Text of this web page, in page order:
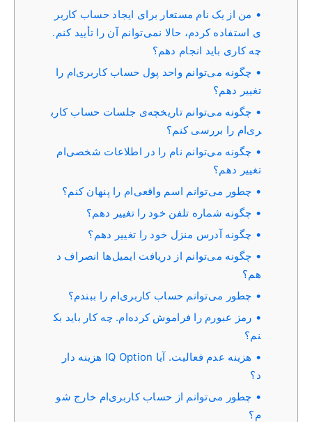
من از یک نام مستعار برای ایجاد حساب کاربر
ی استفاده کردم، حالا نمی‌توانم آن را تأیید کنم.
چه کاری باید انجام دهم؟
چگونه می‌توانم واحد پول حساب کاربری‌ام را
تغییر دهم؟
چگونه می‌توانم تاریخچه‌ی جلسات حساب کارب
ری‌ام را بررسی کنم؟
چگونه می‌توانم نام را در اطلاعات شخصی‌ام
تغییر دهم؟
چطور می‌توانم اسم واقعی‌ام را پنهان کنم؟
چگونه شماره تلفن خود را تغییر دهم؟
چگونه آدرس منزل خود را تغییر دهم؟
چگونه می‌توانم از دریافت ایمیل‌ها انصراف د
هم؟
چطور می‌توانم حساب کاربری‌ام را ببندم؟
رمز عبورم را فراموش کرده‌ام. چه کار باید بک
نم؟
هزینه عدم فعالیت. آیا IQ Option هزینه دار
د؟
چطور می‌توانم از حساب کاربری‌ام خارج شو
م؟